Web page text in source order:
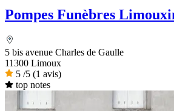
Pompes Funèbres
5 bis avenue Charles de Gaulle
11300 Limoux
5 /5 (1 avis)
top notes